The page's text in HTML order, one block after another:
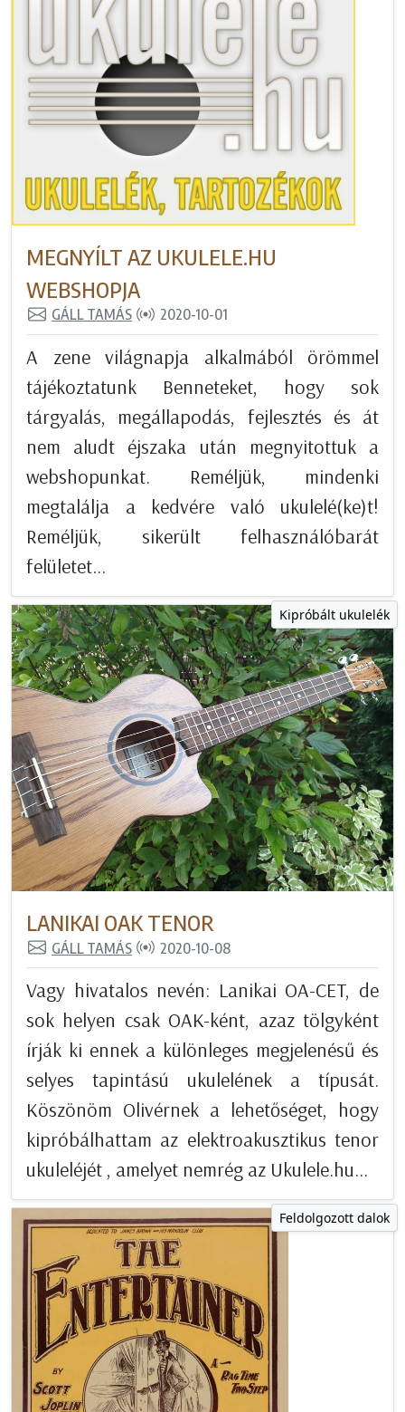
MEGNYÍLT AZ UKULELE.HU
WEBSHOPJA
GÁLL TAMÁS 2020-10-01
A zene világnapja alkalmából örömmel
tájékoztatunk Benneteket, hogy sok
tárgyalás, megállapodás, fejlesztés és át
nem aludt éjszaka után megnyitottuk a
webshopunkat. Reméljük, mindenki
megtalálja a kedvére való ukulelé(ke)t!
Reméljük, sikerült felhasználóbarát
felületet...
Kipróbált ukulelék
LANIKAI OAK TENOR
GÁLL TAMÁS 2020-10-08
Vagy hivatalos nevén: Lanikai OA-CET, de
sok helyen csak OAK-ként, azaz tölgyként
írják ki ennek a különleges megjelenésű és
selyes tapintású ukulelének a típusát.
Köszönöm Olivérnek a lehetőséget, hogy
kipróbálhattam az elektroakusztikus tenor
ukuleléjét , amelyet nemrég az Ukulele.hu...
Feldolgozott dalok